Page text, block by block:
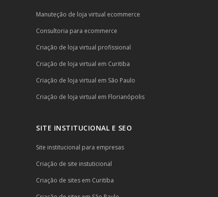
Manuteção de loja virtual ecommerce
Consultoria para ecommerce
Criação de loja virtual profissional
Criação de loja virtual em Curitiba
Criação de loja virtual em São Paulo
Criação de loja virtual em Florianópolis
SITE INSTITUCIONAL E SEO
Site institucional para empresas
Criação de site instuticional
Criação de sites em Curitiba